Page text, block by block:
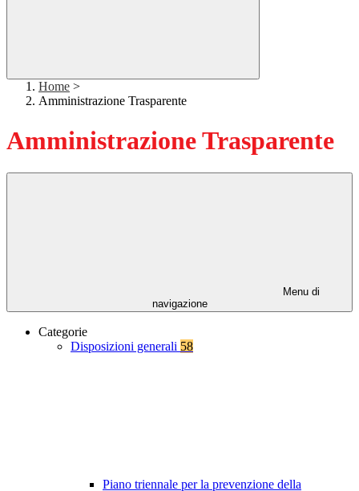
Home >
Amministrazione Trasparente
Amministrazione Trasparente
Menu di
navigazione
Categorie
Disposizioni generali 58
Piano triennale per la prevenzione della